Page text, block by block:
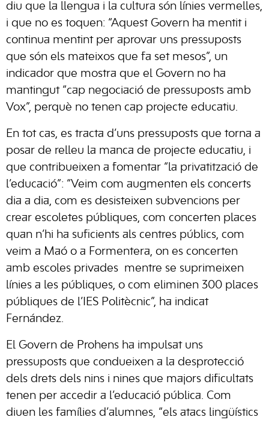
diu que la llengua i la cultura són línies vermelles,
i que no es toquen: “Aquest Govern ha mentit i
continua mentint per aprovar uns pressuposts
que són els mateixos que fa set mesos”, un
indicador que mostra que el Govern no ha
mantingut “cap negociació de pressuposts amb
Vox”, perquè no tenen cap projecte educatiu.
En tot cas, es tracta d’uns pressuposts que torna a
posar de relleu la manca de projecte educatiu, i
que contribueixen a fomentar “la privatització de
l’educació”: “Veim com augmenten els concerts
dia a dia, com es desisteixen subvencions per
crear escoletes públiques, com concerten places
quan n’hi ha suficients als centres públics, com
veim a Maó o a Formentera, on es concerten
amb escoles privades mentre se suprimeixen
línies a les públiques, o com eliminen 300 places
públiques de l’IES Politècnic”, ha indicat
Fernández.
El Govern de Prohens ha impulsat uns
pressuposts que condueixen a la desprotecció
dels drets dels nins i nines que majors dificultats
tenen per accedir a l’educació pública. Com
diuen les famílies d’alumnes, “els atacs lingüístics